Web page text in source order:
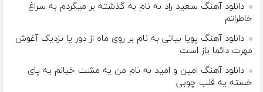
دانلود آهنگ سعید راد به نام به گذشته بر میگردم به سراغ
خاطراتم
دانلود آهنگ پویا بیاتی به نام بر روی ماه از دور یا نزدیک آغوش
مهرت دائما باز است
دانلود آهنگ امین و امید به نام من یه مشت خیالم یه پای
خسته یه قلب چوبی